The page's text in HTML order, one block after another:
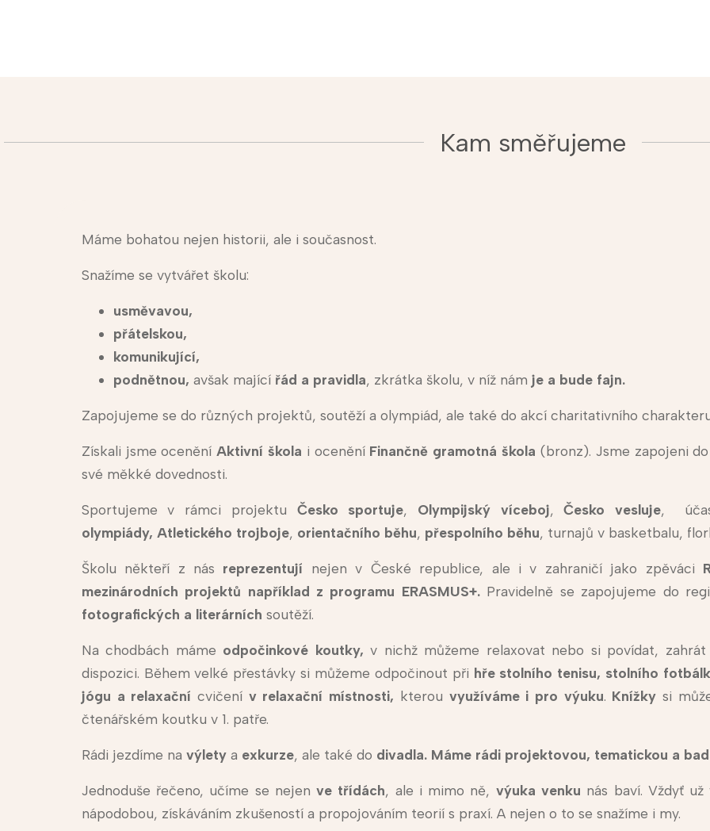
Kam směřujeme
Máme bohatou nejen historii, ale i současnost.
Snažíme se vytvářet školu:
usměvavou,
přátelskou,
komunikující,
podnětnou, avšak mající řád a pravidla, zkrátka školu, v níž nám je a bude fajn.
Zapojujeme se do různých projektů, soutěží a olympiád, ale také do akcí charitativního
Získali jsme oceněníAktivní škola i ocenění Finančně gramotná škola (bronz). Jsme zapojeni
své měkké dovednosti.
Sportujeme v rámci projektu Česko sportuje, Olympijský víceboj,Česko vesluje,
olympiády, Atletického trojboje, orientačního běhu, přespolního běhu, turnajů v basketbalu,
Školu někteří z nás reprezentují nejen v České republice, ale i v zahraničí jako zpěváci
mezinárodních projektů například z programu ERASMUS+. Pravidelně se zapojujeme do
fotografických a literárních soutěží.
Na chodbách máme odpočinkové koutky, v nichž můžeme relaxovat nebo si povídat,
dispozici. Během velké přestávky si můžeme odpočinout při hře stolního tenisu, stolního
jógu a relaxační cvičenív relaxační místnosti, kterou využíváme i pro výuku. Knížky si
čtenářském koutku v 1. patře.
Rádi jezdíme na výletya exkurze, ale také do divadla. Máme rádi projektovou, tematickou a
Jednoduše řečeno, učíme se nejenve třídách, ale i mimo ně, výuka venku nás baví. Vždyť
nápodobou, získáváním zkušeností a propojováním teorií s praxí. A nejen o to se snažíme i my.